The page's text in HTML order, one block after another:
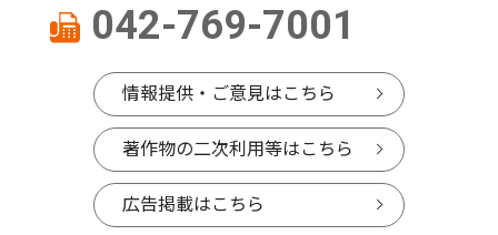
042-769-7001
情報提供・ご意見はこちら
著作物の二次利用等はこちら
広告掲載はこちら